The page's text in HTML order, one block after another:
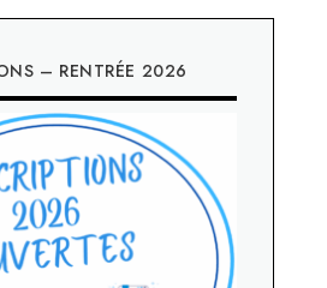
– RENTRÉE 2026